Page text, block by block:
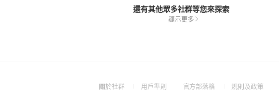
還有其他眾多社群等您來探索
顯示更多
關於社群
(Open用戶準則
(Open官方部落格
(Open規則及政策(Open